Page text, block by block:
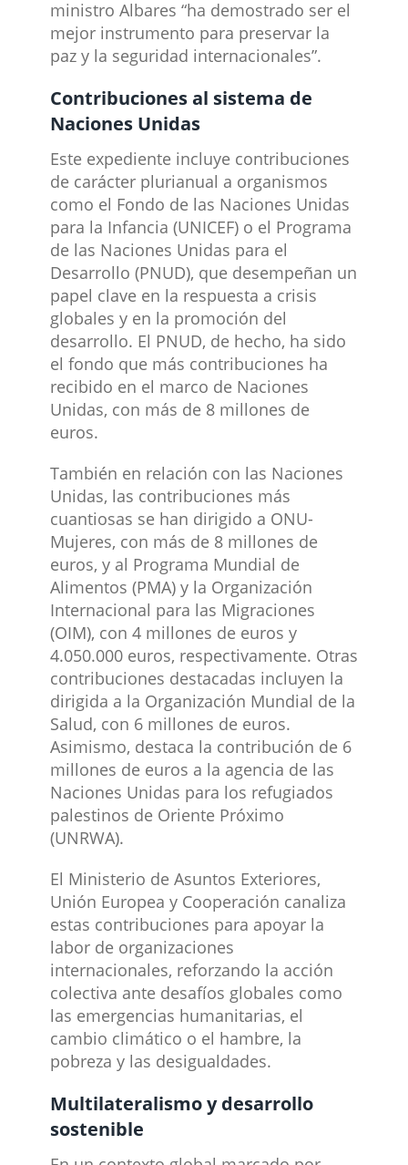
ministro Albares “ha demostrado ser el
mejor instrumento para preservar la
paz y la seguridad internacionales”.
Contribuciones al sistema de
Naciones Unidas
Este expediente incluye contribuciones
de carácter plurianual a organismos
como el Fondo de las Naciones Unidas
para la Infancia (UNICEF) o el Programa
de las Naciones Unidas para el
Desarrollo (PNUD), que desempeñan un
papel clave en la respuesta a crisis
globales y en la promoción del
desarrollo. El PNUD, de hecho, ha sido
el fondo que más contribuciones ha
recibido en el marco de Naciones
Unidas, con más de 8 millones de
euros. ​
También en relación con las Naciones
Unidas, las contribuciones más
cuantiosas se han dirigido a ONU-
Mujeres, con más de 8 millones de
euros, y al Programa Mundial de
Alimentos (PMA) y la Organización
Internacional para las Migraciones
(OIM), con 4 millones de euros y
4.050.000 euros, respectivamente. Otras
contribuciones destacadas incluyen la
dirigida a la Organización Mundial de la
Salud, con 6 millones de euros.
Asimismo, destaca la contribución de 6
millones de euros a la agencia de las
Naciones Unidas para los refugiados
palestinos de Oriente Próximo
(UNRWA).
El Ministerio de Asuntos Exteriores,
Unión Europea y Cooperación canaliza
estas contribuciones para apoyar la
labor de organizaciones
internacionales, reforzando la acción
colectiva ante desafíos globales como
las emergencias humanitarias, el
cambio climático o el hambre, la
pobreza y las desigualdades.
Multilateralismo y desarrollo
sostenible